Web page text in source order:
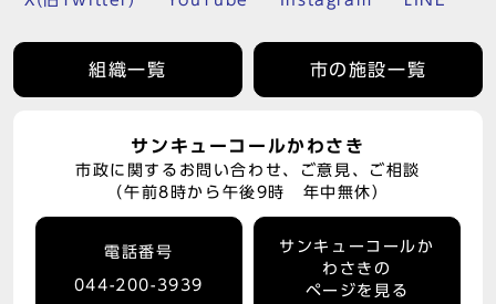
組織一覧 市の施設一覧
サンキューコールかわさき
市政に関するお問い合わせ、ご意見、ご相談
（午前8時から午後9時 年中無休）
電話番号
044-200-3939
サンキューコールか
わさきの
ページを見る